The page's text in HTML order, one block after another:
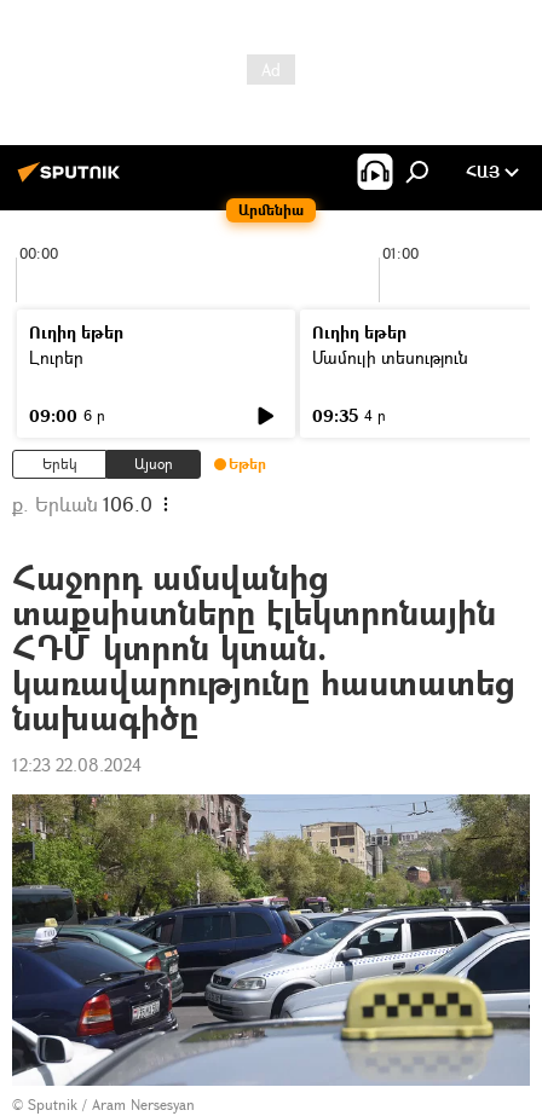
Արմենիա
ՀԱՅ
00:00 01:00
Ուղիղ եթեր
Լուրեր
09:00 6 ր
Ուղիղ եթեր
Մամուլի տեսություն
09:35 4 ր
Երեկ Այսօր Եթեր
ք. Երևան 106.0
Հաջորդ ամսվանից
տաքսիստները էլեկտրոնային
ՀԴՄ կտրոն կտան.
կառավարությունը հաստատեց
նախագիծը
12:23 22.08.2024
© Sputnik / Aram Nersesyan